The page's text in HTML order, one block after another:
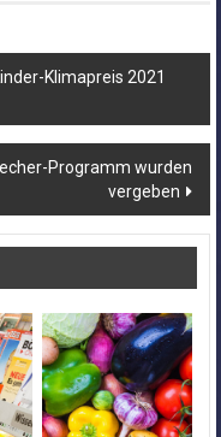
Klimapreis 2021
Programm wurden
vergeben